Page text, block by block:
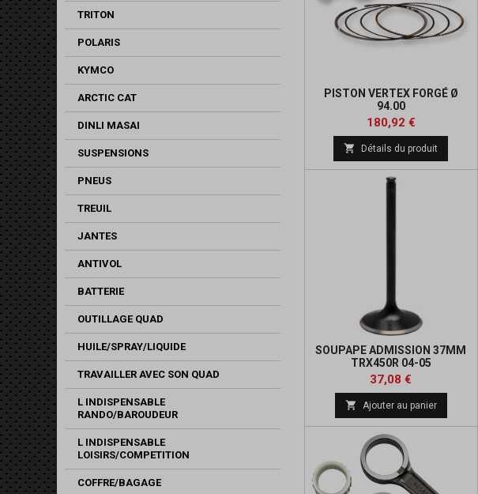
TRITON
POLARIS
KYMCO
ARCTIC CAT
DINLI MASAI
SUSPENSIONS
PNEUS
TREUIL
JANTES
ANTIVOL
BATTERIE
OUTILLAGE QUAD
HUILE/SPRAY/LIQUIDE
TRAVAILLER AVEC SON QUAD
L INDISPENSABLE
RANDO/BAROUDEUR
L INDISPENSABLE
LOISIRS/COMPETITION
COFFRE/BAGAGE
PISTON VERTEX FORGÉ Ø
94.00
Prix
180,92 €Prix
de
base
 Détails du produit
SOUPAPE ADMISSION 37MM
TRX450R 04-05
Prix
37,08 €
base
 Ajouter au panier